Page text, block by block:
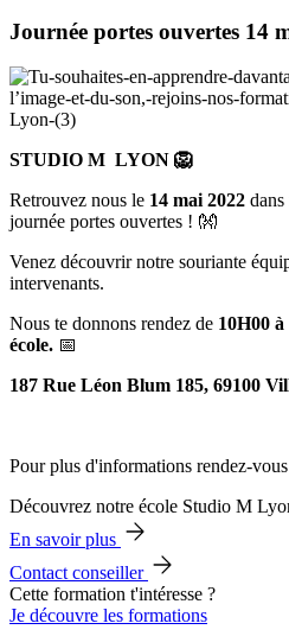
Journée portes ouvertes 14
STUDIO M LYON 🦁
Retrouvez nous le 14 mai 2022
journée portes ouvertes ! 👐
Venez découvrir notre souriante
intervenants.
Nous te donnons rendez de 10H00
école. 📅
187 Rue Léon Blum 185, 69100
Pour plus d'informations rendez-
Découvrez notre école Studio M
En savoir plus
Contact conseiller
Cette formation t'intéresse ?
Je découvre les formations